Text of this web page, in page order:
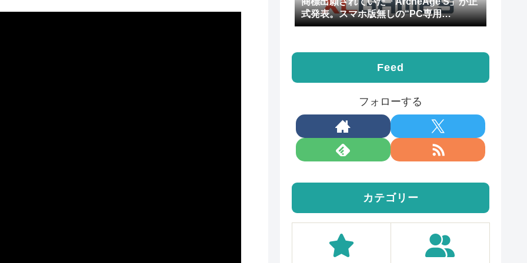
式発表。スマホ版無しの“PC専用
MMORPG”
Feed
フォローする
カテゴリー